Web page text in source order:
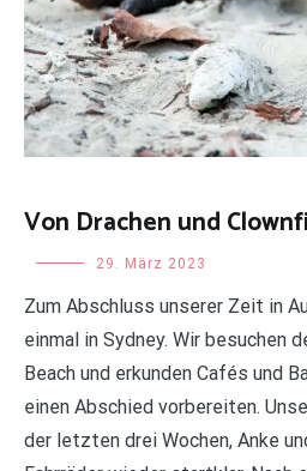
Von Drachen und
Uncategorized29. März 2023
Zum Abschluss unserer Zeit in
einmal in Sydney. Wir besuchen
Beach und erkunden Cafés und
einen Abschied vorbereiten.
der letzten drei Wochen, Anke